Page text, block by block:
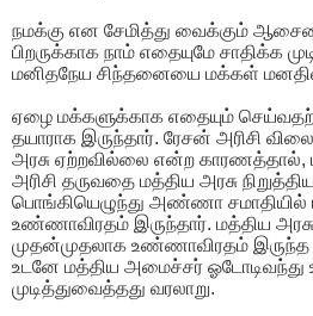
நமக்கு என சேமித்து வைக்கும்
பிறருக்காக நாம் எதையுமே சாதிக்க
மனிதநேய சிந்தனையை மக்கள்
ஏழை மக்களுக்காக எதையும்
தயாராக இருந்தார். ரேசன் அரிசி
அரசு ஏற்றவில்லை என்ற காரணத்தால்,
அரிசி தருவதை மத்திய அரசு
பொங்கியெழுந்து அண்ணா சமாதியில்
உண்ணாவிரதம் இருந்தார். மத்திய
முதன்முதலாக உண்ணாவிரதம் இருந்த
உடனே மத்திய அமைச்சர்
முடித்துவைத்தது வரலாறு.